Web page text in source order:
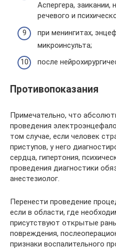
Аспергера, заикании,
речевого и
при менингитах,
микроинсульта;
после
Противопоказания
Примечательно, что
проведения
том случае, если человек
приступов, у него
сердца, гипертония,
проведения диагностики
анестезиолог.
Перенести проведение
если в области, где
присутствуют открытые
повреждения,
признаки воспалительного